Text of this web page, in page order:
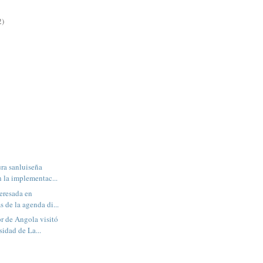
sanluiseña
la implementac...
en
de la agenda di...
de Angola visitó
de La...